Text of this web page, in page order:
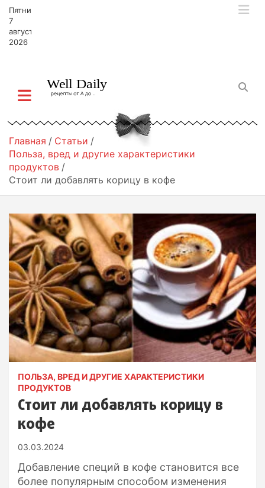
Пятница,
7
августа,
2026
Главная
Статьи
Польза, вред и другие характеристики
продуктов
Стоит ли добавлять корицу в кофе
ПОЛЬЗА, ВРЕД И ДРУГИЕ ХАРАКТЕРИСТИКИ
ПРОДУКТОВ
Стоит ли добавлять корицу в
кофе
03.03.2024
Добавление специй в кофе становится все
более популярным способом изменения